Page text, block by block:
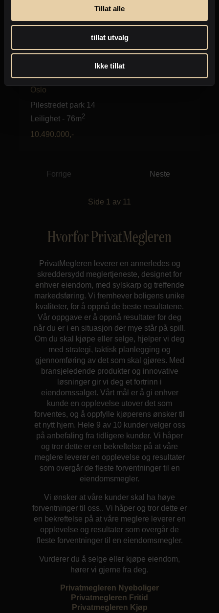
Tillat alle
tillat utvalg
Ikke tillat
Oslo
Pilestredet park 14
Leilighet - 76m2
10.490.000,-
Forrige Neste
Side 1 av 11
Hvorfor PrivatMegleren
PrivatMegleren leverer en annerledes og
skreddersydd meglertjeneste, designet for
enhver eiendom, med sylskarp og treffende
markedsføring. Vi fremhever boligens unike
kvaliteter, for å oppnå de beste resultatene.
Vår oppgave er å oppnå resultater for deg
når du er i en situasjon der mye står på spill.
Om du skal kjøpe eller selge, hjelper vi deg
med strategi, taktisk planlegging og
gjennomføring av det som skal gjøres. Med
bransjeledende produkter og innovative
løsninger gir vi deg et fortrinn i
eiendomssalget. Vårt mål er å gi enhver
kunde en opplevelse utover det som
forventes, og å oppfylle kjøperens ønsker til
et nytt hjem. Hele 9 av 10 kunder velger oss
på anbefaling fra tidligere kunder. Vi håper
og tror dette er en bekreftelse på at våre
meglere leverer en opplevelse og resultater
som overgår de fleste forventninger til en
eiendomsmegler.
Vi ønsker at våre kunder skal ha høye
forventninger til oss.. Vi håper og tror dette er
en bekreftelse på at våre meglere leverer en
opplevelse og resultater som overgår de
fleste forventninger til en eiendomsmegler.
Vurderer du å selge eller kjøpe eiendom,
hører vi gjerne fra deg.
Privatmegleren Nyeboliger
Privatmegleren Fritid
Privatmegleren Kjøp